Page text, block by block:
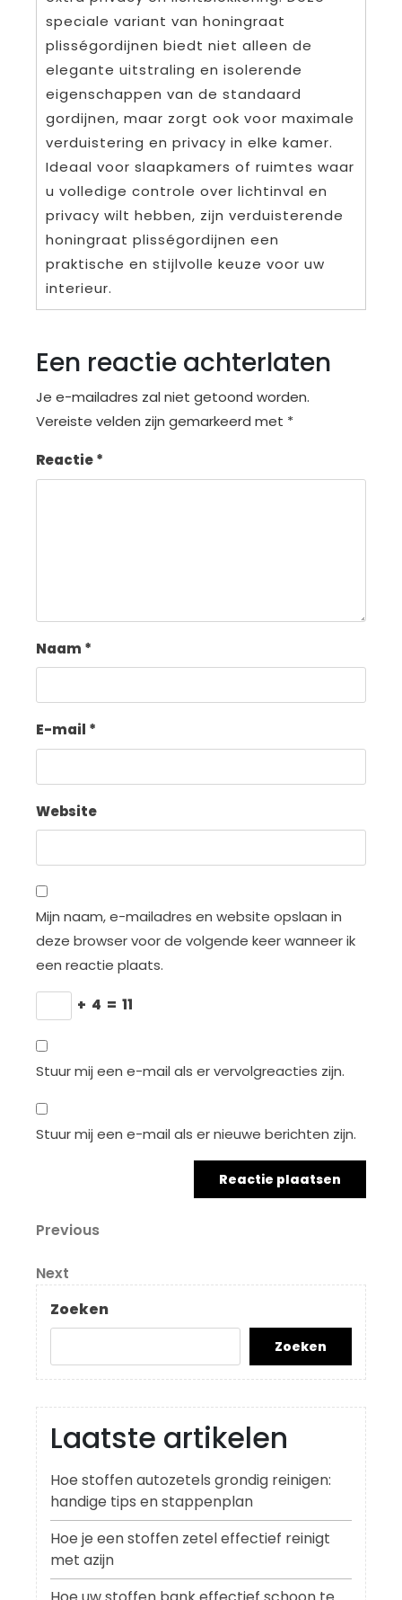
speciale variant van honingraat
plisségordijnen biedt niet alleen de
elegante uitstraling en isolerende
eigenschappen van de standaard
gordijnen, maar zorgt ook voor maximale
verduistering en privacy in elke kamer.
Ideaal voor slaapkamers of ruimtes waar
u volledige controle over lichtinval en
privacy wilt hebben, zijn verduisterende
honingraat plisségordijnen een
praktische en stijlvolle keuze voor uw
interieur.
Een reactie achterlaten
Je e-mailadres zal niet getoond worden.
Vereiste velden zijn gemarkeerd met *
Reactie*
Naam *
E-mail *
Website
Mijn naam, e-mailadres en website opslaan in
deze browser voor de volgende keer wanneer ik
een reactie plaats.
+ 4 = 11
Stuur mij een e-mail als er vervolgreacties zijn.
Stuur mij een e-mail als er nieuwe berichten zijn.
Berichtnavigatie
Previous
Previous
Next
Post
Next
Zoeken
Zoeken
Laatste artikelen
Hoe stoffen autozetels grondig reinigen:
handige tips en stappenplan
Hoe je een stoffen zetel effectief reinigt
met azijn